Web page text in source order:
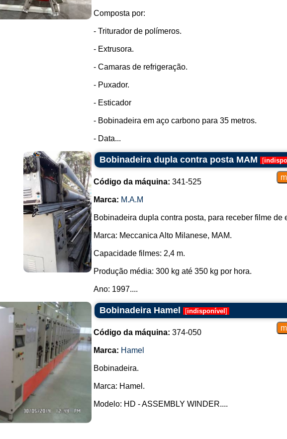
Podem ser realizados vários
inspeção de qualidade, emenda
Tipos comuns de bobinadeiras e
Bobinadeiras Automáticas:
Bobinadeiras Semi-Automáticas:
Exigem alguma intervenção
Rebobinadeiras de Papel:
Especializadas em processos
rebobinamento.
Composta por:
- Triturador de polímeros.
- Extrusora.
- Camaras de refrigeração.
- Puxador.
- Esticador
- Bobinadeira em aço carbono para 35 metros.
- Data...
Bobinadeira dupla contra posta MAM [
Código da máquina: 341-525
Marca: M.A.M
Bobinadeira dupla contra posta, para receber filme de
Marca: Meccanica Alto Milanese, MAM.
Capacidade filmes: 2,4 m.
Produção média: 300 kg até 350 kg por hora.
Ano: 1997....
Bobinadeira Hamel [indisponível ]
Código da máquina: 374-050
Marca: Hamel
Bobinadeira.
Marca: Hamel.
Modelo: HD - ASSEMBLY WINDER....